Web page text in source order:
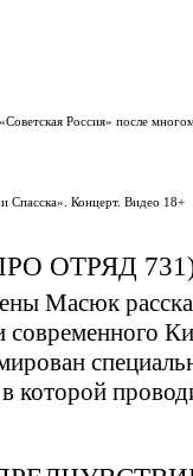
Россия» после
Спасска». Концерт. Видео 18+
ОТРЯД
Масюк
современного
в которой